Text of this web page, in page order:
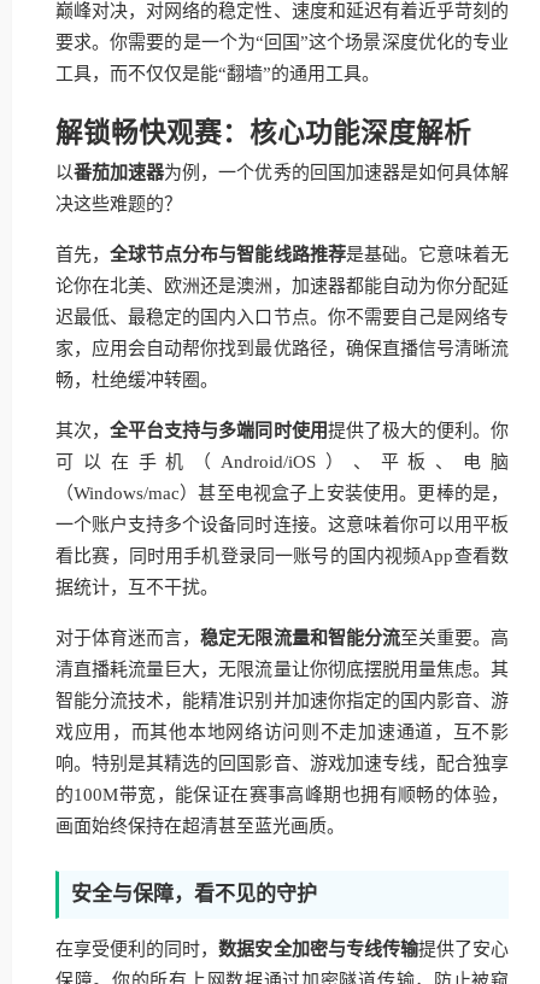
巅峰对决，对网络的稳定性、速度和延迟有着近乎苛刻的
要求。你需要的是一个为“回国”这个场景深度优化的专业
工具，而不仅仅是能“翻墙”的通用工具。
解锁畅快观赛：核心功能深度解析
以番茄加速器为例，一个优秀的回国加速器是如何具体解
决这些难题的？
首先，全球节点分布与智能线路推荐是基础。它意味着无
论你在北美、欧洲还是澳洲，加速器都能自动为你分配延
迟最低、最稳定的国内入口节点。你不需要自己是网络专
家，应用会自动帮你找到最优路径，确保直播信号清晰流
畅，杜绝缓冲转圈。
其次，全平台支持与多端同时使用提供了极大的便利。你
可以在手机（Android/iOS）、平板、电脑
（Windows/mac）甚至电视盒子上安装使用。更棒的是，
一个账户支持多个设备同时连接。这意味着你可以用平板
看比赛，同时用手机登录同一账号的国内视频App查看数
据统计，互不干扰。
对于体育迷而言，稳定无限流量和智能分流至关重要。高
清直播耗流量巨大，无限流量让你彻底摆脱用量焦虑。其
智能分流技术，能精准识别并加速你指定的国内影音、游
戏应用，而其他本地网络访问则不走加速通道，互不影
响。特别是其精选的回国影音、游戏加速专线，配合独享
的100M带宽，能保证在赛事高峰期也拥有顺畅的体验，
画面始终保持在超清甚至蓝光画质。
安全与保障，看不见的守护
在享受便利的同时，数据安全加密与专线传输提供了安心